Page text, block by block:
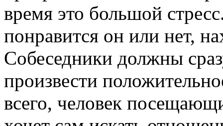
время это большой
понравится он или нет,
Собеседники должны
произвести
всего, человек